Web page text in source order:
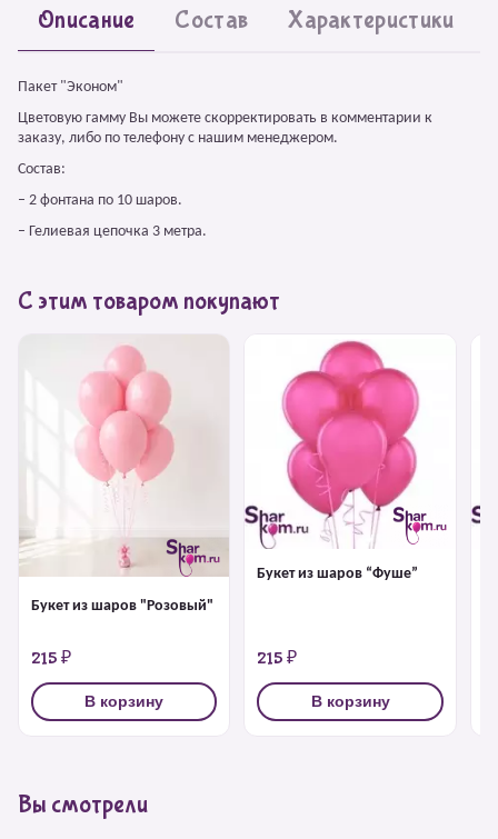
Описание Состав Характеристики
Пакет "Эконом"
Цветовую гамму Вы можете скорректировать в комментарии к
заказу, либо по телефону с нашим менеджером.
Состав:
– 2 фонтана по 10 шаров.
– Гелиевая цепочка 3 метра.
С этим товаром покупают
Букет из шаров "Розовый"
215 ₽
В корзину
Букет из шаров “Фуше”
215 ₽
В корзину
Вы смотрели